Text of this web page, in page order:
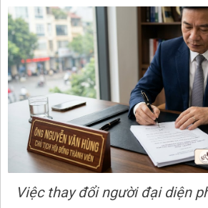
Việc thay đổi người đại diện